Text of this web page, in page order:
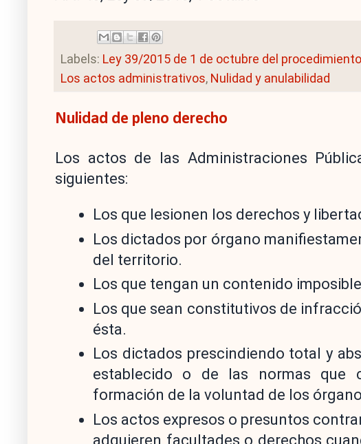
Labels: Ley 39/2015 de 1 de octubre del
Los actos administrativos, Nulidad y anulabilidad
Nulidad de pleno derecho
Los actos de las Administraciones
siguientes:
Los que lesionen los derechos y
Los dictados por órgano
del territorio.
Los que tengan un contenido imposible
Los que sean constitutivos de
ésta.
Los dictados prescindiendo total y
establecido o de las normas que
formación de la voluntad de los
Los actos expresos o presuntos
adquieren facultades o derechos